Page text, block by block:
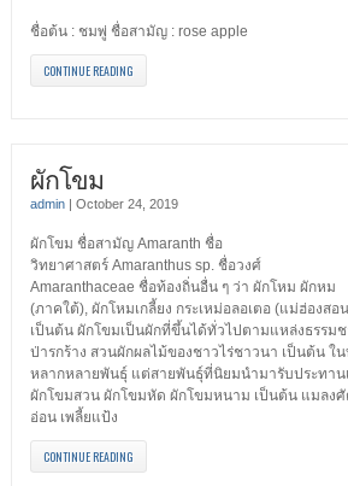
ชื่อต้น : ชมพู่ ชื่อสามัญ : rose apple
CONTINUE READING
ผักโขม
admin| October 24, 2019
ผักโขม ชื่อสามัญ Amaranth ชื่อ
วิทยาศาสตร์ Amaranthus sp. ชื่อวงศ์
Amaranthaceae ชื่อท้องถิ่นอื่น ๆ ว่า ผักโหม ผักหม
(ภาคใต้), ผักโหมเกลี้ยง กระเหม่อลอเตอ (แม่ฮ่องสอ
เป็นต้น ผักโขมเป็นผักที่ขึ้นได้ทั่วไปตามแหล่งธรรมช
ป่ารกร้าง สวนผักผลไม้ของชาวไร่ชาวนา เป็นต้น ใ
หลากหลายพันธุ์ แต่สายพันธุ์ที่นิยมนำมารับประทาน
ผักโขมสวน ผักโขมหัด ผักโขมหนาม เป็นต้น แมลง
อ่อน เพลี้ยแป้ง
CONTINUE READING